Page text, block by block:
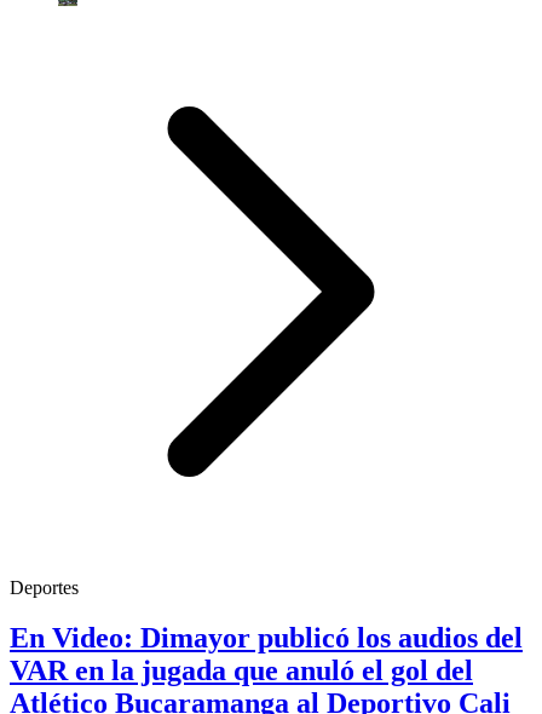
Deportes
En Video: Dimayor publicó los audios del
VAR en la jugada que anuló el gol del
Atlético Bucaramanga al Deportivo Cali